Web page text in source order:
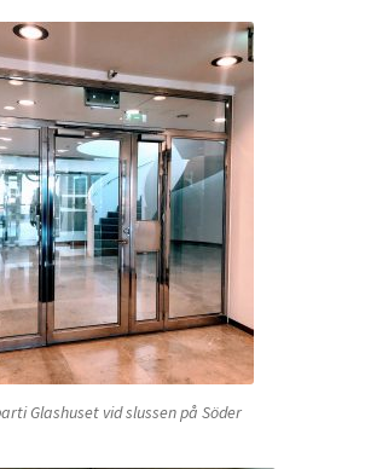
Glashuset vid slussen på Söder